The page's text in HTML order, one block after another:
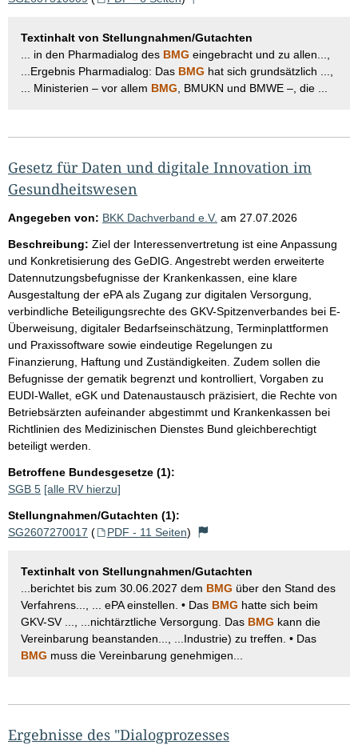
Textinhalt von Stellungnahmen/Gutachten
... in den Pharmadialog des BMG eingebracht und zu allen...,
...Ergebnis Pharmadialog: Das BMG hat sich grundsätzlich ...,
... Ministerien – vor allem BMG , BMUKN und BMWE –, die ...
Gesetz für Daten und digitale Innovation im
Gesundheitswesen
Angegeben von: BKK Dachverband e.V. am 27.07.2026
Beschreibung: Ziel der Interessenvertretung ist eine Anpassung
und Konkretisierung des GeDIG. Angestrebt werden erweiterte
Datennutzungsbefugnisse der Krankenkassen, eine klare
Ausgestaltung der ePA als Zugang zur digitalen Versorgung,
verbindliche Beteiligungsrechte des GKV-Spitzenverbandes bei E-
Überweisung, digitaler Bedarfseinschätzung, Terminplattformen
und Praxissoftware sowie eindeutige Regelungen zu
Finanzierung, Haftung und Zuständigkeiten. Zudem sollen die
Befugnisse der gematik begrenzt und kontrolliert, Vorgaben zu
EUDI-Wallet, eGK und Datenaustausch präzisiert, die Rechte von
Betriebsärzten aufeinander abgestimmt und Krankenkassen bei
Richtlinien des Medizinischen Dienstes Bund gleichberechtigt
beteiligt werden.
Betroffene Bundesgesetze (1):
SGB 5 [alle RV hierzu]
Stellungnahmen/Gutachten (1):
SG2607270017 ( PDF - 11 Seiten)
Textinhalt von Stellungnahmen/Gutachten
...berichtet bis zum 30.06.2027 dem BMG über den Stand des
Verfahrens..., ... ePA einstellen. • Das BMG hatte sich beim
GKV-SV ..., ...nichtärztliche Versorgung. Das BMG kann die
Vereinbarung beanstanden..., ...Industrie) zu treffen. • Das
BMG muss die Vereinbarung genehmigen...
Ergebnisse des "Dialogprozesses